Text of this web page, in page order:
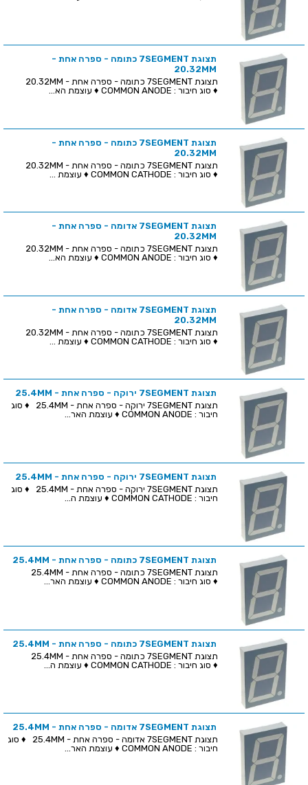
תצוגת 7SEGMENT כתומה - ספרה אחת -
20.32MM
♦ סוג חיבור : COMMON ANODE ♦ עוצמת הא...
תצוגת 7SEGMENT כתומה - ספרה אחת -
20.32MM
♦ סוג חיבור : COMMON CATHODE ♦ עוצמת ...
תצוגת 7SEGMENT אדומה - ספרה אחת -
20.32MM
♦ סוג חיבור : COMMON ANODE ♦ עוצמת הא...
תצוגת 7SEGMENT אדומה - ספרה אחת -
20.32MM
♦ סוג חיבור : COMMON CATHODE ♦ עוצמת ...
תצוגת 7SEGMENT ירוקה - ספרה אחת - 25.4MM
תצוגת 7SEGMENT ירוקה - ספרה אחת - 25.4MM ♦ סוג
חיבור : COMMON ANODE ♦ עוצמת האר...
תצוגת 7SEGMENT ירוקה - ספרה אחת - 25.4MM
תצוגת 7SEGMENT ירוקה - ספרה אחת - 25.4MM ♦ סוג
חיבור : COMMON CATHODE ♦ עוצמת ה...
תצוגת 7SEGMENT כתומה - ספרה אחת - 25.4MM
♦ סוג חיבור : COMMON ANODE ♦ עוצמת האר...
תצוגת 7SEGMENT כתומה - ספרה אחת - 25.4MM
♦ סוג חיבור : COMMON CATHODE ♦ עוצמת ה...
תצוגת 7SEGMENT אדומה - ספרה אחת - 25.4MM
תצוגת 7SEGMENT אדומה - ספרה אחת - 25.4MM ♦ סוג
חיבור : COMMON ANODE ♦ עוצמת האר...